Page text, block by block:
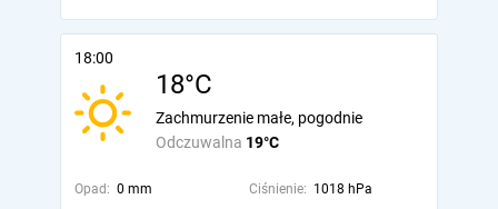
18:00
18°C
Odczuwalna 19°C
Zachmurzenie małe, pogodnie
Opad: 0 mm Ciśnienie: 1018 hPa